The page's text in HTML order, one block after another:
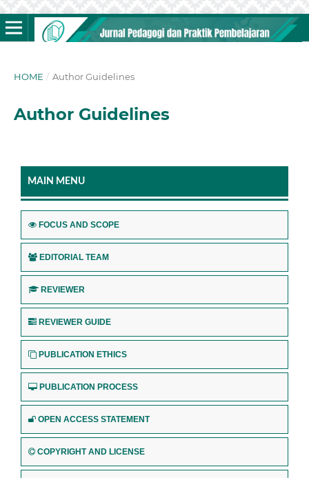
HOME / Author Guidelines
Author Guidelines
MAIN MENU
FOCUS AND SCOPE
EDITORIAL TEAM
REVIEWER
REVIEWER GUIDE
PUBLICATION ETHICS
PUBLICATION PROCESS
OPEN ACCESS STATEMENT
COPYRIGHT AND LICENSE